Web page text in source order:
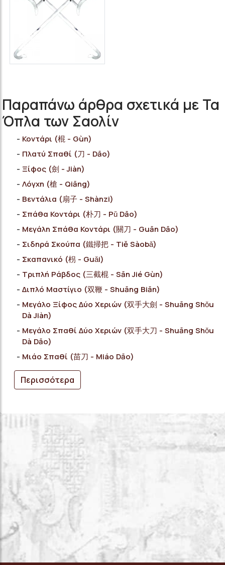
Παραπάνω άρθρα σχετικά με Τα
Όπλα των Σαολίν
Κοντάρι (棍 - Gùn)
Πλατύ Σπαθί (刀 - Dāo)
Ξίφος (劍 - Jiàn)
Λόγχη (槍 - Qiāng)
Βεντάλια (扇子 - Shànzi)
Σπάθα Κοντάρι (朴刀 - Pǔ Dāo)
Μεγάλη Σπάθα Κοντάρι (關刀 - Guān Dāo)
Σιδηρά Σκούπα (鐵掃把 - Tiě Sàobǎ)
Σκαπανικό (枴 - Guǎi)
Τριπλή Ράβδος (三截棍 - Sān Jié Gùn)
Διπλό Μαστίγιο (双鞭 - Shuāng Biān)
Μεγάλο Ξίφος Δύο Χεριών (双手大劍 - Shuāng Shǒu
Dà Jiàn)
Μεγάλο Σπαθί Δύο Χεριών (双手大刀 - Shuāng Shǒu
Dà Dāo)
Μιάο Σπαθί (苗刀 - Miáo Dāo)
Περισσότερα